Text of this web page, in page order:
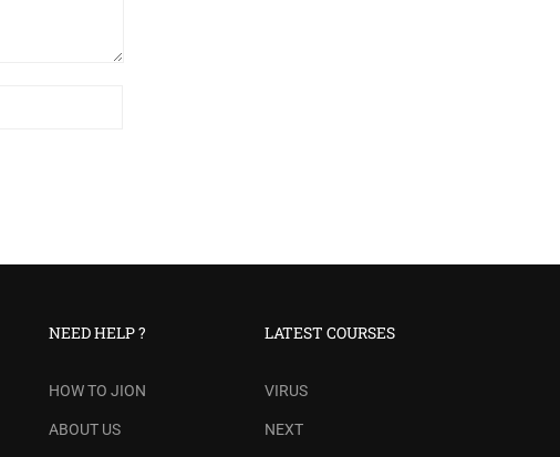
NEED HELP ?
HOW TO JION
ABOUT US
LATEST COURSES
VIRUS
NEXT